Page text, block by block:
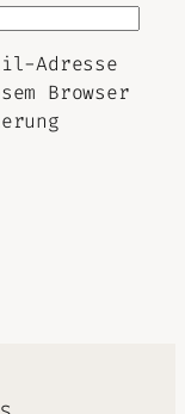
Adresse
Browser